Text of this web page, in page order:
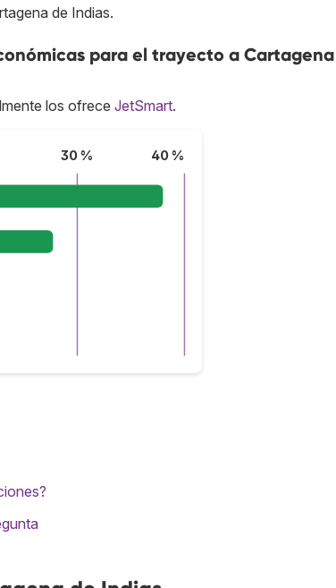
de Indias.
para el trayecto a
los ofrece JetSmart.
30 % 40 %